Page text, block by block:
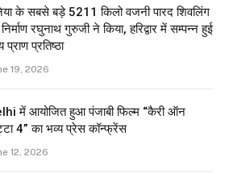
के सबसे बड़े 5211 किलो वजनी पारद शिवलिंग
रघुनाथ गुरुजी ने किया, हरिद्वार में सम्पन्न हुई
प्राण प्रतिष्ठा
19, 2026
में आयोजित हुआ पंजाबी फिल्म “कैरी ऑन
4” का भव्य प्रेस कॉन्फ्रेंस
12, 2026